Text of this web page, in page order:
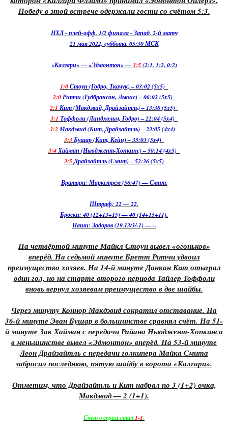
Победу в этой встрече одержали гости со счётом 5:3.
НХЛ - плей-офф. 1/2 финала - Запад. 2-й матч
21 мая 2022, суббота. 05:30 МСК
«Калгари» — «Эдмонтон» —3:5(2:1, 1:2, 0:2)
1:0Стоун (Годро, Ткачук) – 03:02 (5x5)
2:0Ритчи (Гудбрансон, Льюис) – 06:02 (5x5)
2:1 Кит (Макдэвид, Драйзайтль) – 13:38 (5x5)
3:1 Тоффоли (Линдхольм, Годро) – 22:04 (5x4)
3:2Макдэвид (Кит, Драйзайтль) – 23:05 (4x4)
3:3Бушар (Кит, Кейн) – 35:03 (5x4)
3:4Хайман (Ньюджент-Хопкинс) – 50:14 (4x5)
3:5Драйзайтль (Смит) – 52:36 (5x5)
Вратари: Маркстрем (56:47) — Смит.
Штраф: 22 — 22.
Броски: 40 (12+13+15) — 40 (14+15+11).
Наши: Задоров (19.13/3/-1) — -.
На четвёртой минуте Майкл Стоун вывел «огоньков»
вперёд. На седьмой минуте Бретт Ритчи удвоил
преимущество хозяев. На 14-й минуте Данкан Кит отыграл
один гол, но на старте второго периода Тайлер Тоффоли
вновь вернул хозяевам преимущество в две шайбы.
Через минуту Коннор Макдэвид сократил отставание. На
36-й минуте Эван Бушар в большинстве сравнял счёт. На 51-
й минуте Зак Хайман с передачи Райана Ньюджент-Хопкинса
в меньшинстве вывел «Эдмонтон» вперёд. На 53-й минуте
Леон Драйзайтль с передачи голкипера Майка Смита
забросил последнюю, пятую шайбу в ворота «Калгари».
Отметим, что Драйзайтль и Кит набрал по 3 (1+2) очка,
Макдэвид — 2 (1+1).
Счёт в серии стал1-1.